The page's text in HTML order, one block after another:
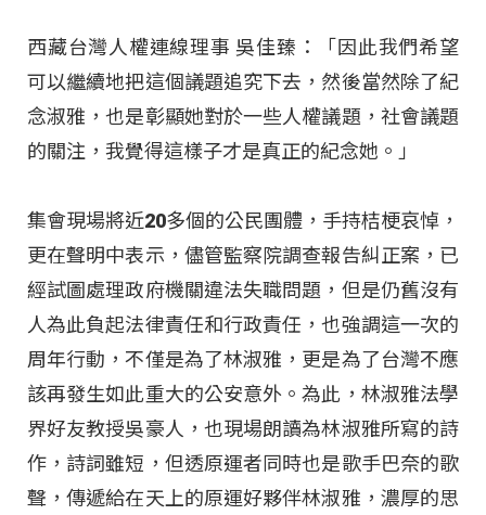
西藏台灣人權連線理事 吳佳臻：「因此我們希望
可以繼續地把這個議題追究下去，然後當然除了紀
念淑雅，也是彰顯她對於一些人權議題，社會議題
的關注，我覺得這樣子才是真正的紀念她。」
集會現場將近20多個的公民團體，手持桔梗哀悼，
更在聲明中表示，儘管監察院調查報告糾正案，已
經試圖處理政府機關違法失職問題，但是仍舊沒有
人為此負起法律責任和行政責任，也強調這一次的
周年行動，不僅是為了林淑雅，更是為了台灣不應
該再發生如此重大的公安意外。為此，林淑雅法學
界好友教授吳豪人，也現場朗讀為林淑雅所寫的詩
作，詩詞雖短，但透原運者同時也是歌手巴奈的歌
聲，傳遞給在天上的原運好夥伴林淑雅，濃厚的思